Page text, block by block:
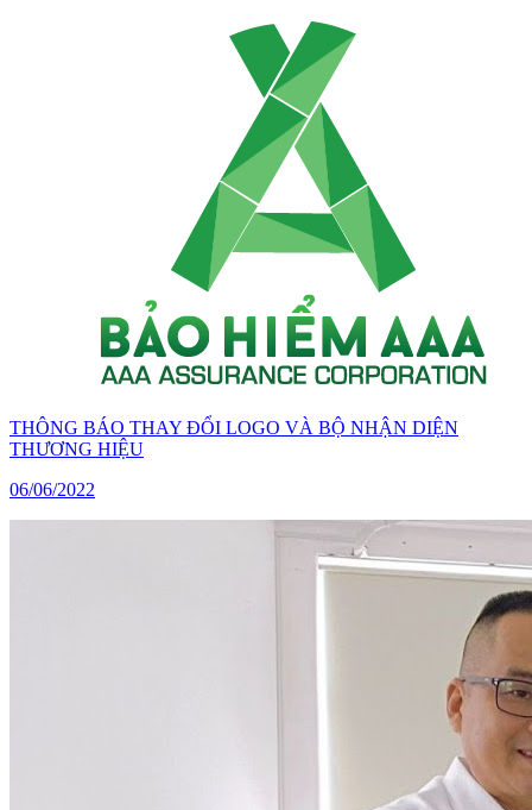
THÔNG BÁO THAY ĐỔI LOGO VÀ BỘ NHẬN DIỆN
THƯƠNG HIỆU
06/06/2022